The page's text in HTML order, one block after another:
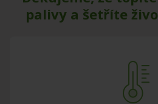
palivy a šetříte